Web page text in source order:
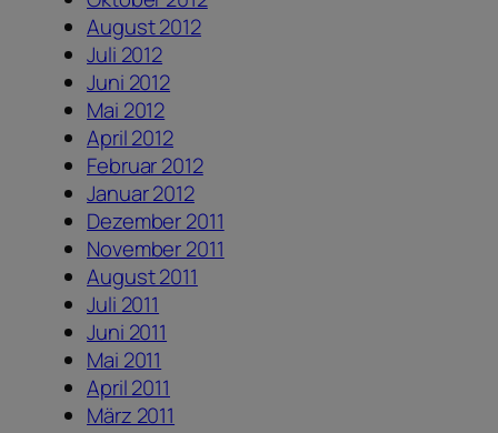
August 2012
Juli 2012
Juni 2012
Mai 2012
April 2012
Februar 2012
Januar 2012
Dezember 2011
November 2011
August 2011
Juli 2011
Juni 2011
Mai 2011
April 2011
März 2011